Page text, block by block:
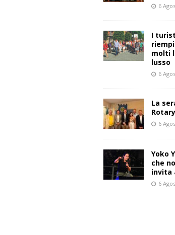
6
I
molti
lusso
6
La
6
Yoko
che
invita
6